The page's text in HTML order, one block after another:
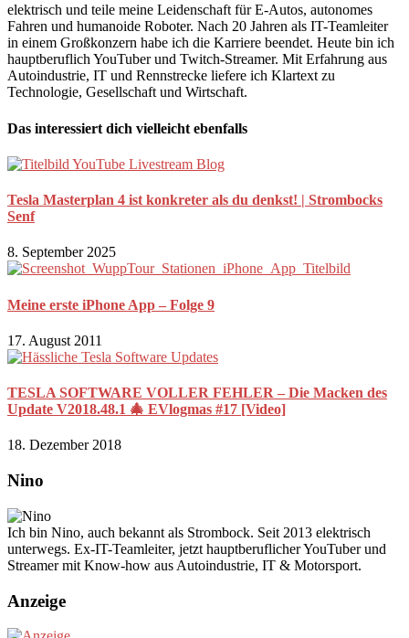
elektrisch und teile meine Leidenschaft für E-Autos, autonomes
Fahren und humanoide Roboter. Nach 20 Jahren als IT-Teamleiter
in einem Großkonzern habe ich die Karriere beendet. Heute bin ich
hauptberuflich YouTuber und Twitch-Streamer. Mit Erfahrung aus
Autoindustrie, IT und Rennstrecke liefere ich Klartext zu
Technologie, Gesellschaft und Wirtschaft.
Das interessiert dich vielleicht ebenfalls
Tesla Masterplan 4 ist konkreter als du denkst! | Strombocks
Senf
8. September 2025
Meine erste iPhone App – Folge 9
17. August 2011
TESLA SOFTWARE VOLLER FEHLER – Die Macken des
Update V2018.48.1 🎄 EVlogmas #17 [Video]
18. Dezember 2018
Nino
Ich bin Nino, auch bekannt als Strombock. Seit 2013 elektrisch
unterwegs. Ex-IT-Teamleiter, jetzt hauptberuflicher YouTuber und
Streamer mit Know-how aus Autoindustrie, IT & Motorsport.
Anzeige